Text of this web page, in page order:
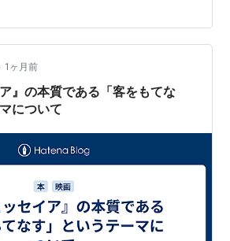
1ヶ月前
』の本質である「客をもてな
について